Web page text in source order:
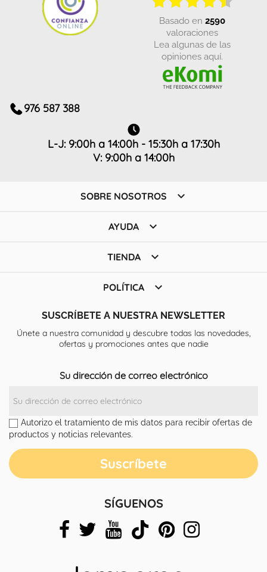
basado en 2590
valoraciones
Lea algunas de las
opiniones aquí.
976 587 388
L-J: 9:00h a 14:00h - 15:30h a 17:30h
V: 9:00h a 14:00h
SOBRE NOSOTROS 
AYUDA 
TIENDA 
POLÍTICA 
SUSCRÍBETE A NUESTRA NEWSLETTER
Únete a nuestra comunidad y descubre todas las novedades,
ofertas y promociones antes que nadie
Su dirección de correo electrónico
Autorizo el tratamiento de mis datos para recibir ofertas de
productos y noticias relevantes.
SÍGUENOS